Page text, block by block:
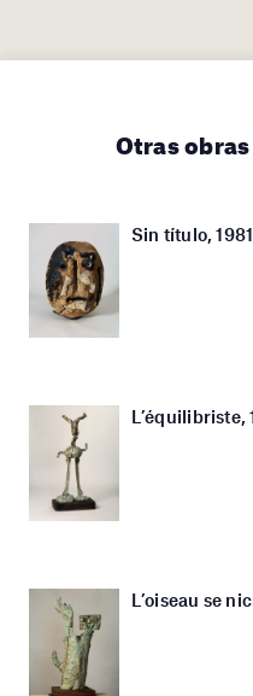
Otras
Sin título, 1981
L’équilibriste,
L’oiseau se